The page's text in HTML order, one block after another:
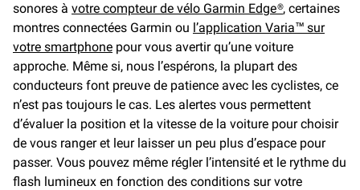
sonores à votre compteur de vélo Garmin Edge®, certaines
montres connectées Garmin ou l’application Varia™ sur
votre smartphone pour vous avertir qu’une voiture
approche. Même si, nous l’espérons, la plupart des
conducteurs font preuve de patience avec les cyclistes, ce
n’est pas toujours le cas. Les alertes vous permettent
d’évaluer la position et la vitesse de la voiture pour choisir
de vous ranger et leur laisser un peu plus d’espace pour
passer. Vous pouvez même régler l’intensité et le rythme du
flash lumineux en fonction des conditions sur votre